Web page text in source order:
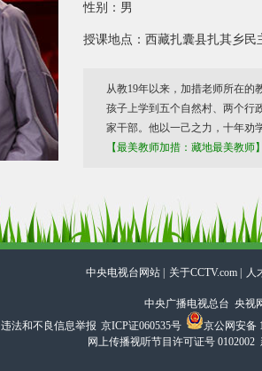
性别：男
授课地点：西藏扎囊县扎其乡民
从教19年以来，加措老师所在的
孩子上学到五个自然村、两个行
家干部。他以一己之力，十年
【最美教师加措：藏地最美教师
中央电视台网站 关于CCTV.com 人
中央广播电视总台 央视
违法和不良信息举报 京ICP证060535号
京公网安备
网上传播视听节目许可证号 0102002